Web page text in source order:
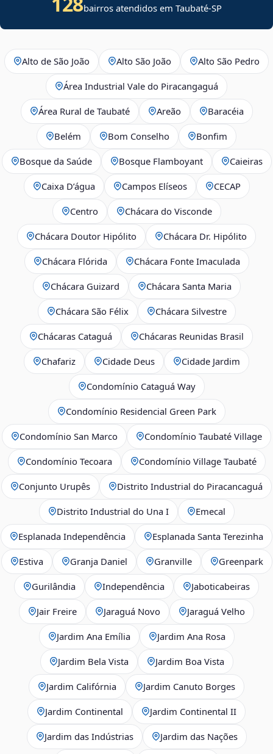
bairros atendidos em Taubaté-SP
Alto de São João Alto São João Alto São Pedro
Área Industrial Vale do Piracangaguá
Área Rural de Taubaté Areão Baracéia
Belém Bom Conselho Bonfim
Bosque da Saúde Bosque Flamboyant Caieiras
Caixa D’água Campos Elíseos CECAP
Centro Chácara do Visconde
Chácara Doutor Hipólito Chácara Dr. Hipólito
Chácara Flórida Chácara Fonte Imaculada
Chácara Guizard Chácara Santa Maria
Chácara São Félix Chácara Silvestre
Chácaras Cataguá Chácaras Reunidas Brasil
Chafariz Cidade Deus Cidade Jardim
Condomínio Cataguá Way
Condomínio Residencial Green Park
Condomínio San Marco Condomínio Taubaté Village
Condomínio Tecoara Condomínio Village Taubaté
Conjunto Urupês Distrito Industrial do Piracancaguá
Distrito Industrial do Una I Emecal
Esplanada Independência Esplanada Santa Terezinha
Estiva Granja Daniel Granville Greenpark
Gurilândia Independência Jaboticabeiras
Jair Freire Jaraguá Novo Jaraguá Velho
Jardim Ana Emília Jardim Ana Rosa
Jardim Bela Vista Jardim Boa Vista
Jardim Califórnia Jardim Canuto Borges
Jardim Continental Jardim Continental II
Jardim das Indústrias Jardim das Nações